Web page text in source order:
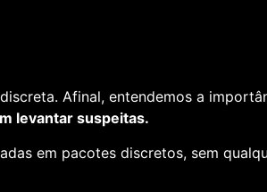
Afinal, entendemos a
levantar suspeitas.
em pacotes discretos, sem